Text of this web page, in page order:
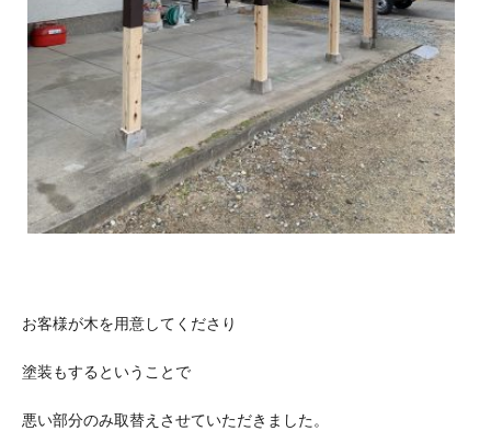
お客様が木を用意してくださり
塗装もするということで
悪い部分のみ取替えさせていただきました。